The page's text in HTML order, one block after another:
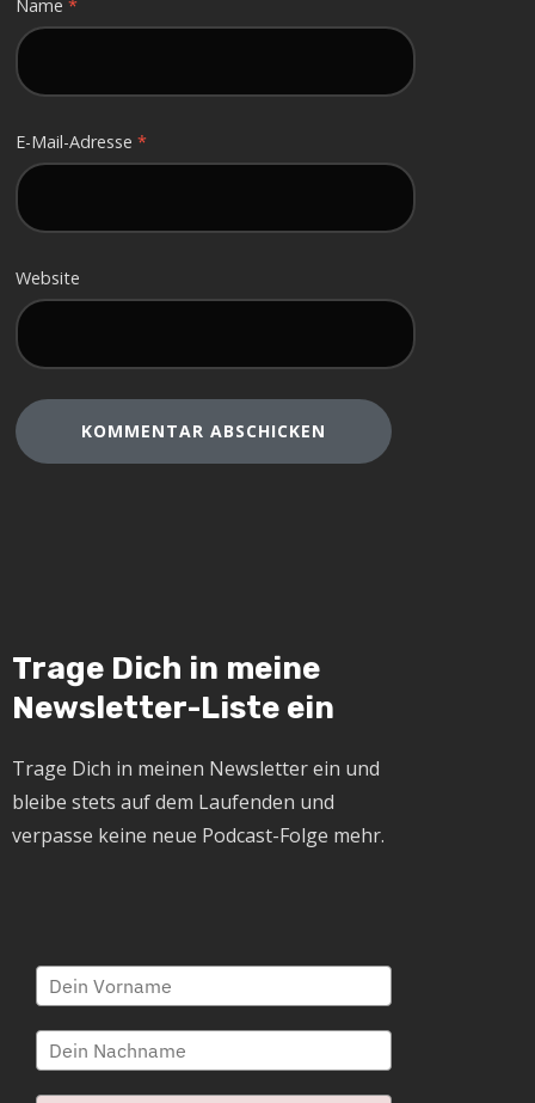
Name*
E-Mail-Adresse*
Website
Trage Dich in meine
Newsletter-Liste ein
Trage Dich in meinen Newsletter ein und
bleibe stets auf dem Laufenden und
verpasse keine neue Podcast-Folge mehr.